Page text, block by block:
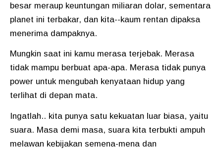
besar meraup keuntungan miliaran dolar, sementara
planet ini terbakar, dan kita--kaum rentan dipaksa
menerima dampaknya.
Mungkin saat ini kamu merasa terjebak. Merasa
tidak mampu berbuat apa-apa. Merasa tidak punya
power untuk mengubah kenyataan hidup yang
terlihat di depan mata.
Ingatlah.. kita punya satu kekuatan luar biasa, yaitu
suara. Masa demi masa, suara kita terbukti ampuh
melawan kebijakan semena-mena dan